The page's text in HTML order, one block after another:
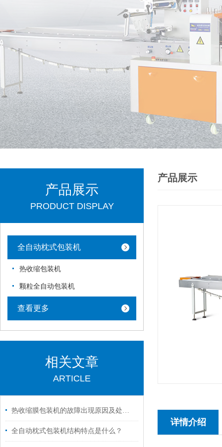
产品展示
PRODUCT DISPLAY
全自动枕式包装机
热收缩包装机
颗粒全自动包装机
查看更多
相关文章
ARTICLE
热收缩膜包装机的故障出现原因及处理措施
全自动枕式包装机结构特点是什么？
产品展示
详情介绍